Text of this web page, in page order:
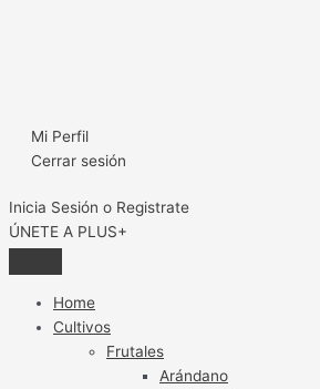
Mi Perfil
Cerrar sesión
Inicia Sesión o Registrate
ÚNETE A PLUS+
Home
Cultivos
Frutales
Arándano